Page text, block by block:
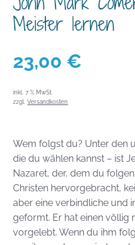
Meister lernen
23,00 €
inkl. 7 % MwSt.
zzgl.Versandkosten
Wem folgst du? Unter den
die du wählen kannst – ist
Nazaret, der, dem du
Christen hervorgebracht,
aber eine verbindliche und
geformt. Er hat einen völlig
vorgelebt. Wenn du ihm